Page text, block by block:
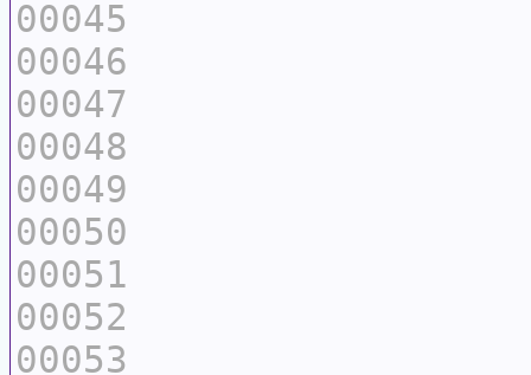
00045
00046
00047
00048
00049
00050
00051
00052
00053